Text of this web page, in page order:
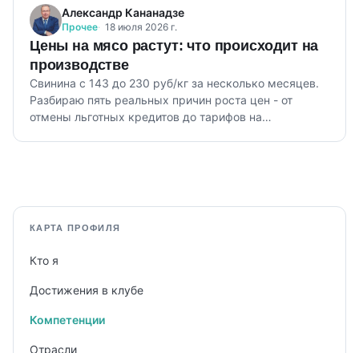
Александр Кананадзе
Прочее 18 июля 2026 г.
Цены на мясо растут: что происходит на
производстве
Свинина с 143 до 230 руб/кг за несколько месяцев.
Разбираю пять реальных причин роста цен - от
отмены льготных кредитов до тарифов на
КАРТА ПРОФИЛЯ
Кто я
Достижения в клубе
Компетенции
Отрасли